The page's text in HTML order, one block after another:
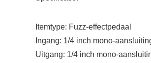
Itemtype: Fuzz-effectpedaal
Ingang: 1/4 inch mono-
Uitgang: 1/4 inch mono-